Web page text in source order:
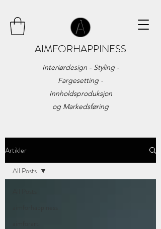
AIMFORHAPPINESS
Interiørdesign - Styling -
Fargesetting -
Innholdsproduksjon
og Markedsføring
Artikler
All Posts